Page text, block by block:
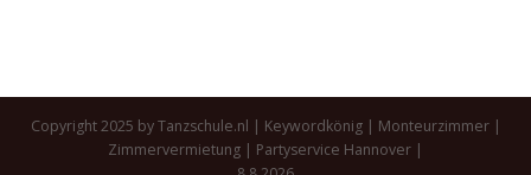
Copyright 2025 by Tanzschule.nl | Keywordkönig| Monteurzimmer|
Zimmervermietung | Partyservice Hannover |